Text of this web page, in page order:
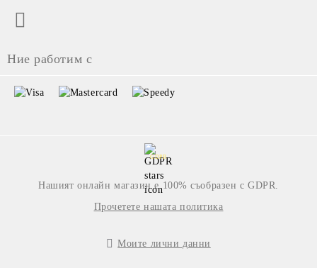
Ние работим с
GDPR
Нашият онлайн магазин е 100% съобразен с GDPR.
Прочетете нашата политика
Моите лични данни